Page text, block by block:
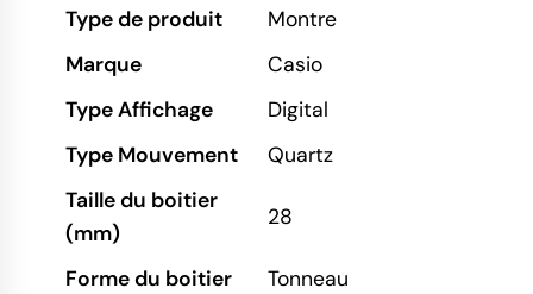
Type de produit
Montre
Marque
Casio
Type Affichage
Digital
Type Mouvement
Quartz
Taille du boitier
(mm)
28
Forme du boitier
Tonneau